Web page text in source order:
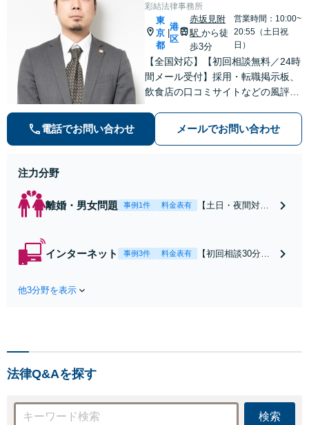
彩結法律事務所
東
京
都
港
区
赤坂見附
駅 から徒
歩3分
営業時間：10:00~
20:55（土日祝
日）
【全国対応】【初回相談無料／24時
間メール受付】採用・転職掲示板、
飲食店の口コミサイトなどの風評被
の種類を問わず相談可。可能な限り
早期対応で駆けつけサポート【労
電話でお問い合わせ メールでお問い合わせ
注力分野
離婚・男女問題 事例1件 料金表有
【土日・夜間対応
れたら、サインす
インターネット 事例3件 料金表有
【初回相談30分無
お店の風評被害対
応可：開示請求の
意見照会が来たと
他3分野を表示
法律Q&Aを探す
検索